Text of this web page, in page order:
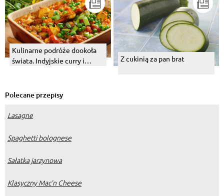
Kulinarne podróże dookoła
świata. Indyjskie curry i
Z cukinią za pan brat
Polecane przepisy
Lasagne
Spaghetti bolognese
Sałatka jarzynowa
Klasyczny Mac’n Cheese